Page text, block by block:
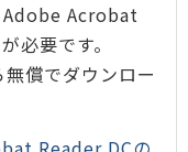
Adobe Acrobat
必要です。
償でダウンロー